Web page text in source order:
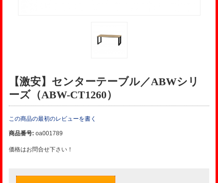
【激安】センターテーブル／ABWシリ
ーズ（ABW-CT1260）
この商品の最初のレビューを書く
商品番号:oa001789
価格はお問合せ下さい！